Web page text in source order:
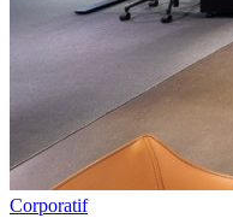
Corporatif